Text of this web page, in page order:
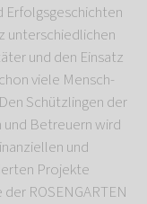
Erfolgsgeschichten
unterschiedlichen
und den Einsatz
viele Mensch-
Schützlingen der
und Betreuern wird
und
Projekte
ROSENGARTEN